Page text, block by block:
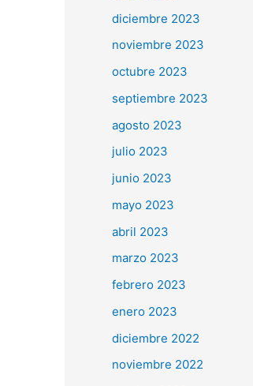
diciembre 2023
noviembre 2023
octubre 2023
septiembre 2023
agosto 2023
julio 2023
junio 2023
mayo 2023
abril 2023
marzo 2023
febrero 2023
enero 2023
diciembre 2022
noviembre 2022